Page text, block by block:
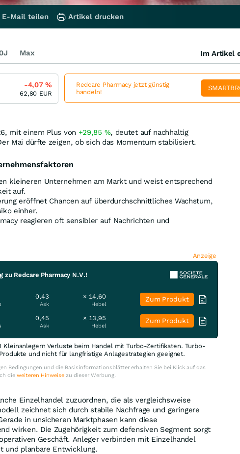
mit einem Plus von +29,85 %, deutet auf nachhaltig
Mai dürfte zeigen, ob sich das Momentum stabilisiert.
kleineren Unternehmen am Markt und weist entsprechend
auf.
eröffnet Chancen auf überdurchschnittliches Wachstum,
einher.
reagieren oft sensibler auf Nachrichten und
Anzeige
zu Redcare Pharmacy N.V.!
0,43
Ask
× 14,60
Hebel
Zum Produkt
0,45
Ask
× 13,95
Hebel
Zum Produkt
Kleinanlegern Verluste beim Handel mit Turbo-Zertifikaten. Turbo-
und nicht für langfristige Anlagestrategien geeignet.
Bedingungen und die Basisinformationsblätter erhalten Sie bei Klick auf das
die weiteren Hinweisezu dieser Werbung.
Einzelhandel zuzuordnen, die als vergleichsweise
zeichnet sich durch stabile Nachfrage und geringere
in unsicheren Marktphasen kann diese
wirken. Die Zugehörigkeit zum defensiven Segment sorgt
Geschäft. Anleger verbinden mit Einzelhandel
und planbare Entwicklung.
E-Mail teilen Artikel drucken
Max Im Artikel
-4,07%
62,80 EUR
Redcare Pharmacy jetzt günstig
handeln!